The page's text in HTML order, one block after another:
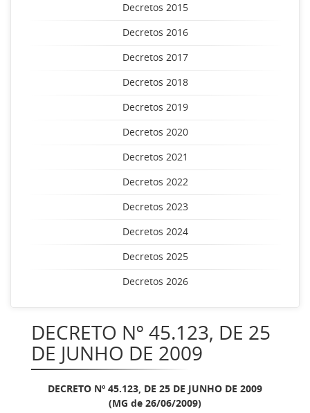
Decretos 2015
Decretos 2016
Decretos 2017
Decretos 2018
Decretos 2019
Decretos 2020
Decretos 2021
Decretos 2022
Decretos 2023
Decretos 2024
Decretos 2025
Decretos 2026
DECRETO Nº 45.123, DE 25
DE JUNHO DE 2009
DECRETO Nº 45.123, DE 25 DE JUNHO DE 2009
(MG de 26/06/2009)